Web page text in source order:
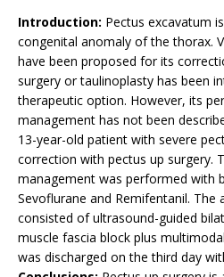
Introduction: Pectus excavatum
congenital anomaly of the thorax.
have been proposed for its
surgery or taulinoplasty has been
therapeutic option. However, its
management has not been
13-year-old patient with severe
correction with pectus up surgery.
management was performed with
Sevoflurane and Remifentanil. The
consisted of ultrasound-guided
muscle fascia block plus
was discharged on the third day